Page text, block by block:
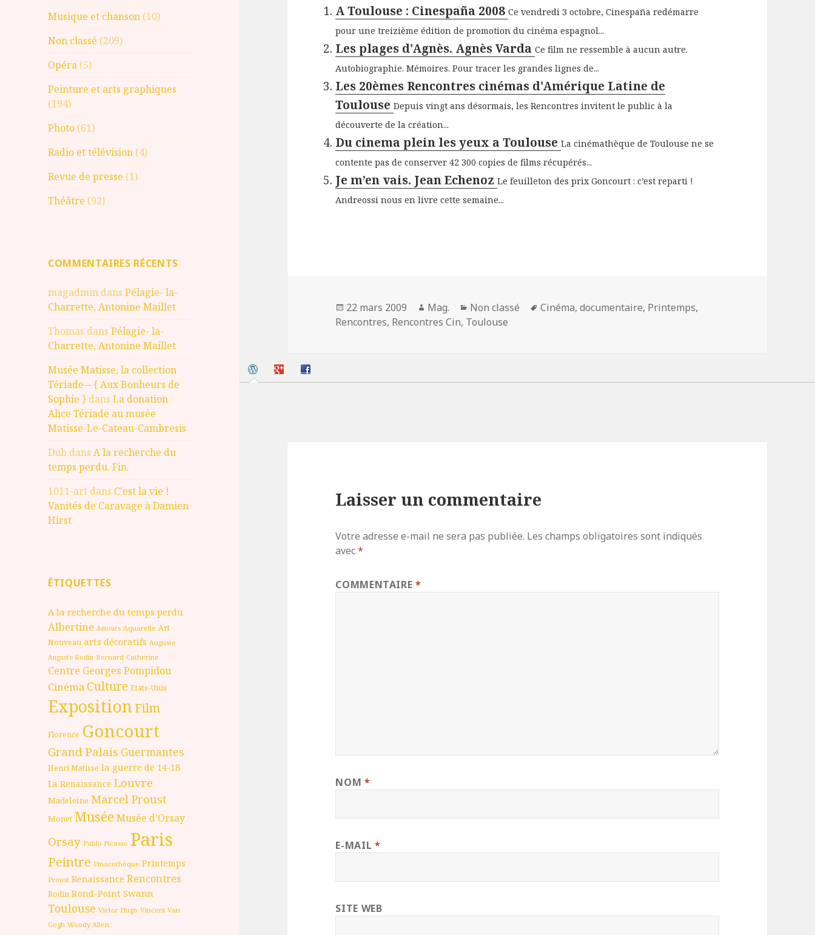
Musique et chanson (10)
Non classé (209)
Opéra (5)
Peinture et arts graphiques
(194)
Photo (61)
Radio et télévision (4)
Revue de presse (1)
Théâtre (92)
COMMENTAIRES RÉCENTS
magadmin dansPélagie- la-
Charrette, Antonine Maillet
Thomas dansPélagie- la-
Charrette, Antonine Maillet
Musée Matisse, la collection
Tériade – { Aux Bonheurs de
Sophie } dansLa donation
Alice Tériade au musée
Matisse-Le-Cateau-Cambresis
Dub dansA la recherche du
temps perdu. Fin.
1011-art dans C'est la vie !
Vanités de Caravage à Damien
Hirst
ÉTIQUETTES
A la recherche du temps perdu
Albertine Amours Aquarelle Art
Nouveau arts décoratifs Auguste
Auguste Rodin Bernard Catherine
Centre Georges Pompidou
Cinéma Culture Etats-Unis
ExpositionFilm
Florence Goncourt
Grand Palais Guermantes
Henri Matisse la guerre de 14-18
La Renaissance Louvre
Madeleine Marcel Proust
Monet Musée Musée d'Orsay
Orsay Pablo Picasso Paris
Peintre Pinacothèque Printemps
Proust Renaissance Rencontres
Rodin Rond-Point Swann
Toulouse Victor Hugo Vincent Van
Gogh Woody Allen
A Toulouse : Cinespaña 2008Ce vendredi 3 octobre, Cinespaña redémarre
pour une treizième édition de promotion du cinéma espagnol...
Les plages d'Agnès. Agnès VardaCe film ne ressemble à aucun autre.
Autobiographie. Mémoires. Pour tracer les grandes lignes de...
Les 20èmes Rencontres cinémas d'Amérique Latine de
ToulouseDepuis vingt ans désormais, les Rencontres invitent le public à la
découverte de la création...
Du cinema plein les yeux a ToulouseLa cinémathèque de Toulouse ne se
contente pas de conserver 42 300 copies de films récupérés...
Je m’en vais. Jean EchenozLe feuilleton des prix Goncourt : c’est reparti !
Andreossi nous en livre cette semaine...
Publié
le
22 mars 2009 Auteur
Mag. Catégories
Non classé
Mots-
Cinéma,documentaire, Printemps,
Rencontres, Rencontres Cin, Toulouse
Laisser un commentaire
Votre adresse e-mail ne sera pas publiée. Les champs obligatoires sont indiqués
avec*
COMMENTAIRE*
NOM *
E-MAIL *
SITE WEB